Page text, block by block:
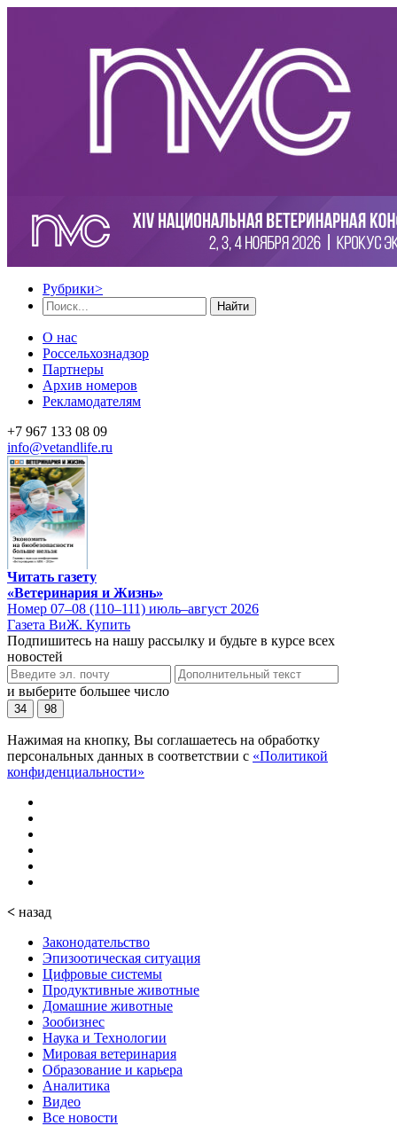
Рубрики>
Найти
О нас
Россельхознадзор
Партнеры
Архив номеров
Рекламодателям
+7 967 133 08 09
info@vetandlife.ru
Читать газету
«Ветеринария и Жизнь»
Номер 07–08 (110–111) июль–август 2026
Газета ВиЖ. Купить
Подпишитесь на нашу рассылку и будьте в курсе всех
новостей
и выберите большее число
34 98
Нажимая на кнопку, Вы соглашаетесь на обработку
персональных данных в соответствии с «Политикой
конфиденциальности»
< назад
Законодательство
Эпизоотическая ситуация
Цифровые системы
Продуктивные животные
Домашние животные
Зообизнес
Наука и Технологии
Мировая ветеринария
Образование и карьера
Аналитика
Видео
Все новости